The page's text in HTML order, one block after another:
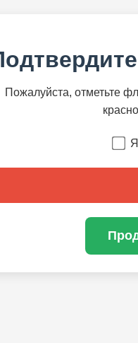
Пожалуйста, отметьте